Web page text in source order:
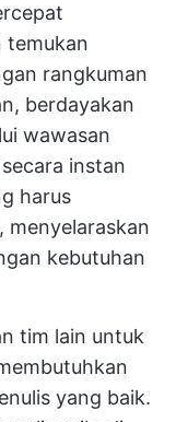
temukan
rangkuman
berdayakan
wawasan
instan
harus
menyelaraskan
kebutuhan
tim lain untuk
yang baik.